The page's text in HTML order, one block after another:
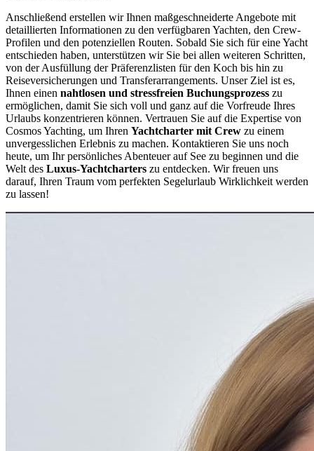
Anschließend erstellen wir Ihnen maßgeschneiderte Angebote mit
detaillierten Informationen zu den verfügbaren Yachten, den Crew-
Profilen und den potenziellen Routen. Sobald Sie sich für eine Yacht
entschieden haben, unterstützen wir Sie bei allen weiteren Schritten,
von der Ausfüllung der Präferenzlisten für den Koch bis hin zu
Reiseversicherungen und Transferarrangements. Unser Ziel ist es,
Ihnen einen nahtlosen und stressfreien Buchungsprozess zu
ermöglichen, damit Sie sich voll und ganz auf die Vorfreude Ihres
Urlaubs konzentrieren können. Vertrauen Sie auf die Expertise von
Cosmos Yachting, um Ihren Yachtcharter mit Crew zu einem
unvergesslichen Erlebnis zu machen. Kontaktieren Sie uns noch
heute, um Ihr persönliches Abenteuer auf See zu beginnen und die
Welt des Luxus-Yachtcharters zu entdecken. Wir freuen uns
darauf, Ihren Traum vom perfekten Segelurlaub Wirklichkeit werden
zu lassen!